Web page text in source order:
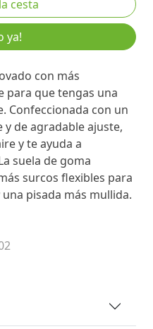
ya!
con más
para que tengas una
Confeccionada con un
de agradable ajuste,
y te ayuda a
suela de goma
surcos flexibles para
pisada más mullida.